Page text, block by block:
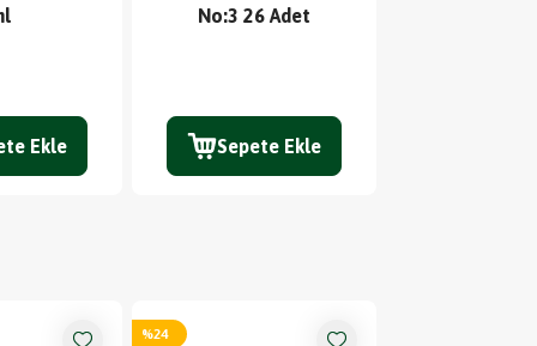
Ekle
No:3 26 Adet
Sepete Ekle
%24